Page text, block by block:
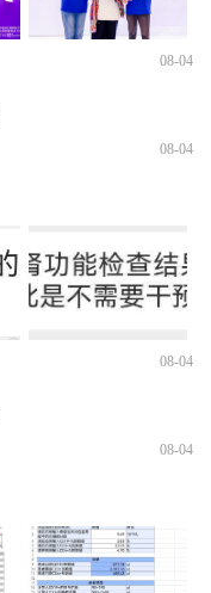
08-04
08-04
08-04
08-04